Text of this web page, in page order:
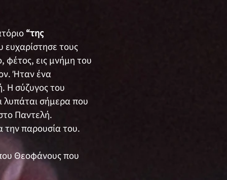
“της
ευχαρίστησε τους
φέτος, εις μνήμη του
Ήταν ένα
Η σύζυγος του
λυπάται σήμερα που
Παντελή.
την παρουσία του.
Θεοφάνους που